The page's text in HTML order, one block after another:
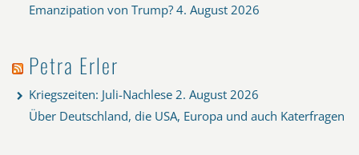
Emanzipation von Trump? 4. August 2026
Petra Erler
Kriegszeiten: Juli-Nachlese 2. August 2026
Über Deutschland, die USA, Europa und auch Katerfragen